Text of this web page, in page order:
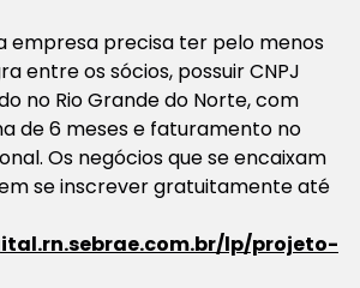
empresa precisa ter pelo menos
entre os sócios, possuir CNPJ
no Rio Grande do Norte, com
de 6 meses e faturamento no
Os negócios que se encaixam
se inscrever gratuitamente até
lp/projeto-